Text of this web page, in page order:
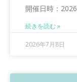
開催日時：
続きを読む »
2026年7月8日